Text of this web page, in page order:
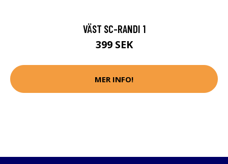
VÄST SC-RANDI 1
399 SEK
MER INFO!